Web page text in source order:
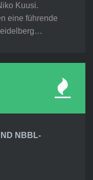
Kuusi.
eine führende
NBBL-